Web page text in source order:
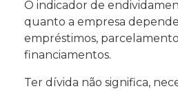
O indicador de
quanto a empresa
empréstimos,
financiamentos.
Ter dívida não significa,